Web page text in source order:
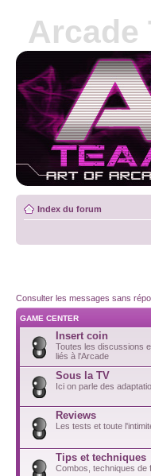
Arcade
Index du forum
Consulter les messages sans
GAME CENTER
Insert coin
Toutes les discussions
liés à l'Arcade
Sous la TV
Ici on parle des
Reviews
Les tests et toute
Tips et techniques
Combos, techniques de